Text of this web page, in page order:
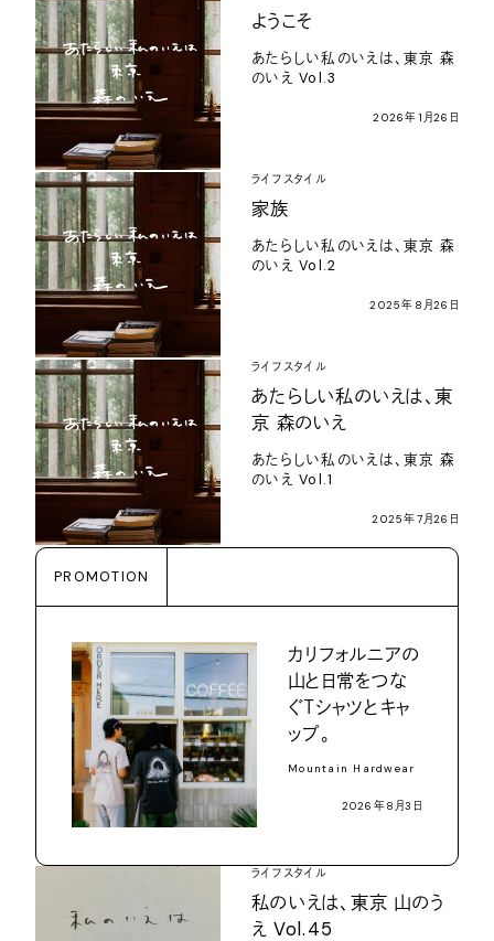
ようこそ
あたらしい私のいえは、東京 森
のいえ Vol.3
2026年1月26日
ライフスタイル
家族
あたらしい私のいえは、東京 森
のいえ Vol.2
2025年8月26日
ライフスタイル
あたらしい私のいえは、東
京 森のいえ
あたらしい私のいえは、東京 森
のいえ Vol.1
2025年7月26日
PROMOTION
カリフォルニアの
山と日常をつな
ぐＴシャツとキャ
ップ。
Mountain Hardwear
2026年8月3日
ライフスタイル
私のいえは、東京 山のう
え Vol.45